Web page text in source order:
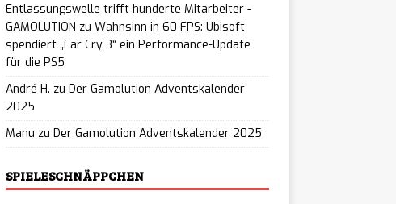
Entlassungswelle trifft hunderte Mitarbeiter -
GAMOLUTION zu Wahnsinn in 60 FPS: Ubisoft
spendiert „Far Cry 3“ ein Performance-Update
für die PS5
André H. zu Der Gamolution Adventskalender
2025
Manu zu Der Gamolution Adventskalender 2025
SPIELESCHNÄPPCHEN